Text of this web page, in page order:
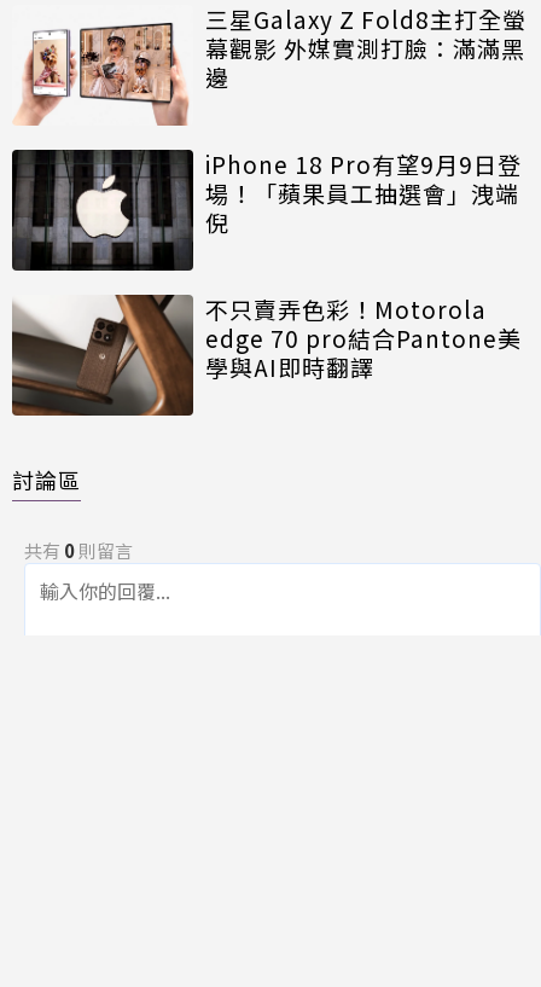
三星Galaxy Z Fold8主打全螢
幕觀影 外媒實測打臉：滿滿黑
邊
iPhone 18 Pro有望9月9日登
場！「蘋果員工抽選會」洩端
倪
不只賣弄色彩！Motorola
edge 70 pro結合Pantone美
學與AI即時翻譯
討論區
共有 0則留言